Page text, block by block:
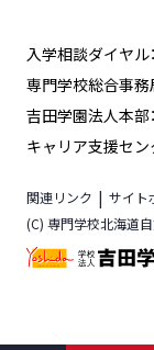
入学相談ダイヤル
専門学校総合事務
吉田学園法人本部
キャリア支援セ
関連リンク サイト
(C) 専門学校北海道